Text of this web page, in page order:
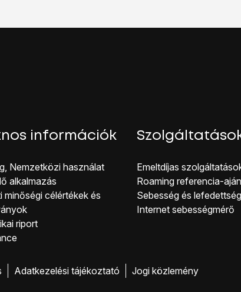
információk
Nemzetközi használat
alkalmazás
minőségi célérté kek és
riport
Emeltdíjas
Roaming referencia-
Sebesség és lefedettség
Internet sebességmérő
Adatkezelési tájékoztató Jogi közlemény